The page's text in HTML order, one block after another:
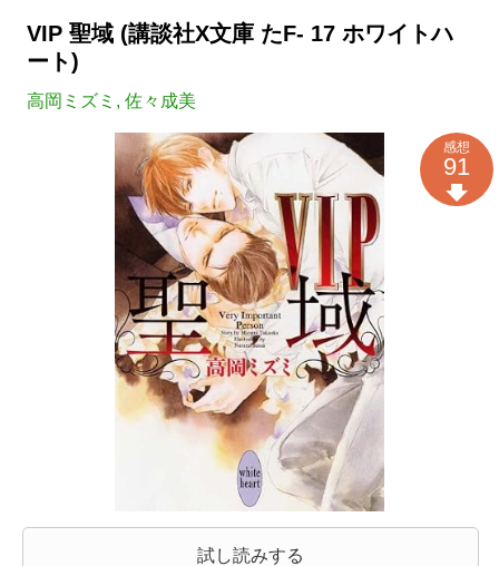
VIP 聖域 (講談社X文庫 たF- 17 ホワイトハ
ート)
高岡ミズミ , 佐々成美
試し読みする
感想
91